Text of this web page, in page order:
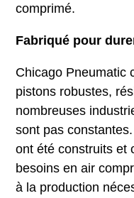
comprimé.
Fabriqué pour
Chicago Pneumatic
pistons robustes,
nombreuses
sont pas
ont été construits et
besoins en air
à la production